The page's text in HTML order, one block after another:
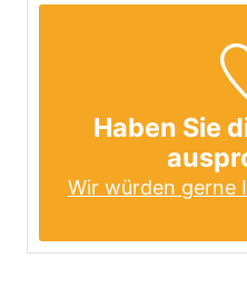
Haben Sie
Wir würden gerne